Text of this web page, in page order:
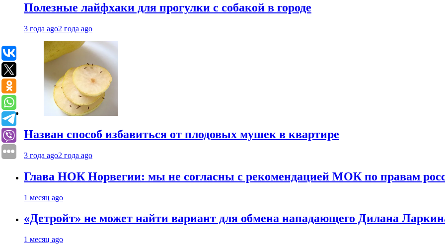
Полезные лайфхаки для прогулки с собакой в городе
3 года ago2 года ago
Назван способ избавиться от плодовых мушек в квартире
3 года ago2 года ago
Глава НОК Норвегии: мы не согласны с рекомендацией МОК по правам
1 месяц ago
«Детройт» не может найти вариант для обмена нападающего Дилана
1 месяц ago